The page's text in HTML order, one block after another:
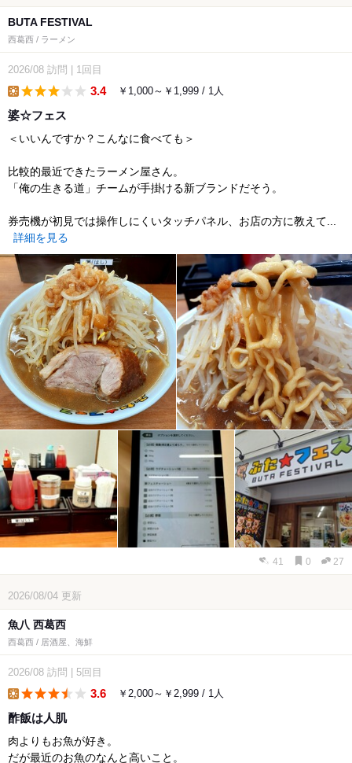
BUTA FESTIVAL
西葛西 / ラーメン
2026/08 訪問 1回目
3.4 ￥1,000～￥1,999 / 1人
婆☆フェス
＜いいんですか？こんなに食べても＞
比較的最近できたラーメン屋さん。
「俺の生きる道」チームが手掛ける新ブランドだそう。
券売機が初見では操作しにくいタッチパネル、お店の方に教えて...
詳細を見る
41 0 27
2026/08/04 更新
魚八 西葛西
西葛西 / 居酒屋、海鮮
2026/08 訪問 5回目
3.6 ￥2,000～￥2,999 / 1人
酢飯は人肌
肉よりもお魚が好き。
だが最近のお魚のなんと高いこと。